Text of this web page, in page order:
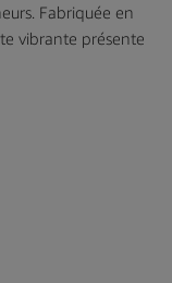
Fabriquée en
vibrante présente
voyages et les
impulsif.